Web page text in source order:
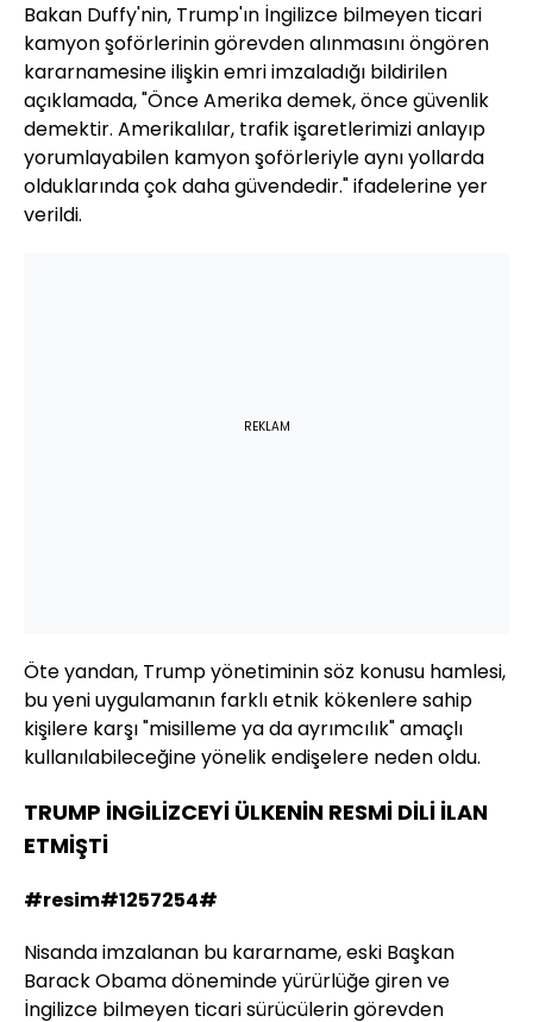
Bakan Duffy'nin, Trump'ın İngilizce bilmeyen ticari
kamyon şoförlerinin görevden alınmasını öngören
kararnamesine ilişkin emri imzaladığı bildirilen
açıklamada, "Önce Amerika demek, önce güvenlik
demektir. Amerikalılar, trafik işaretlerimizi anlayıp
yorumlayabilen kamyon şoförleriyle aynı yollarda
olduklarında çok daha güvendedir." ifadelerine yer
verildi.
REKLAM
Öte yandan, Trump yönetiminin söz konusu hamlesi,
bu yeni uygulamanın farklı etnik kökenlere sahip
kişilere karşı "misilleme ya da ayrımcılık" amaçlı
kullanılabileceğine yönelik endişelere neden oldu.
TRUMP İNGİLİZCEYİ ÜLKENİN RESMİ DİLİ İLAN
ETMİŞTİ
#resim#1257254#
Nisanda imzalanan bu kararname, eski Başkan
Barack Obama döneminde yürürlüğe giren ve
İngilizce bilmeyen ticari sürücülerin görevden